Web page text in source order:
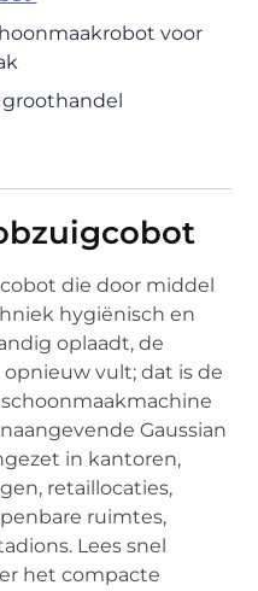
voor
die door middel
hygiënisch en
oplaadt, de
vult; dat is de
Gaussian
in kantoren,
retaillocaties,
ruimtes,
Lees snel
het compacte